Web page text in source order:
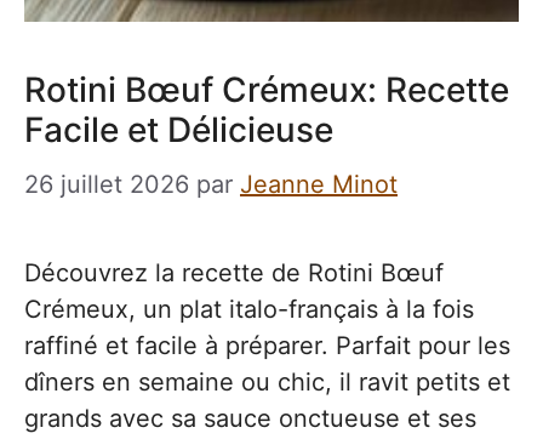
Rotini Bœuf Crémeux: Recette
Facile et Délicieuse
26 juillet 2026 par Jeanne Minot
Découvrez la recette de Rotini Bœuf
Crémeux, un plat italo-français à la fois
raffiné et facile à préparer. Parfait pour les
dîners en semaine ou chic, il ravit petits et
grands avec sa sauce onctueuse et ses